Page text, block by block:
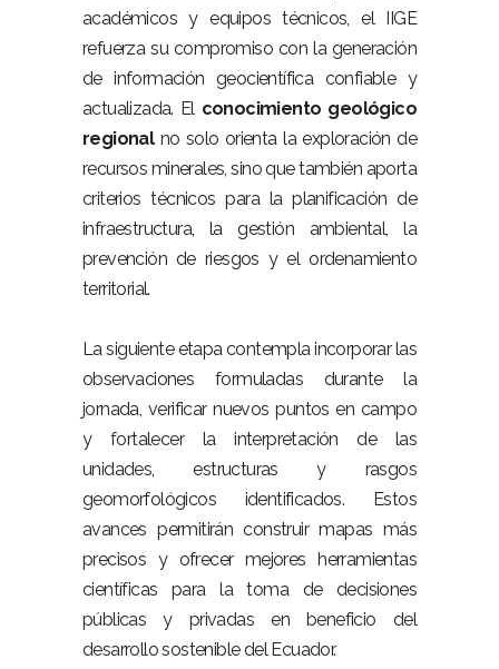
académicos y equipos técnicos, el IIGE
refuerza su compromiso con la generación
de información geocientífica confiable y
actualizada. El conocimiento geológico
regionalno solo orienta la exploración de
recursos minerales, sino que también aporta
criterios técnicos para la planificación de
infraestructura, la gestión ambiental, la
prevención de riesgos y el ordenamiento
territorial.
La siguiente etapa contempla incorporar las
observaciones formuladas durante la
jornada, verificar nuevos puntos en campo
y fortalecer la interpretación de las
unidades, estructuras y rasgos
geomorfológicos identificados. Estos
avances permitirán construir mapas más
precisos y ofrecer mejores herramientas
científicas para la toma de decisiones
públicas y privadas en beneficio del
desarrollo sostenible del Ecuador.